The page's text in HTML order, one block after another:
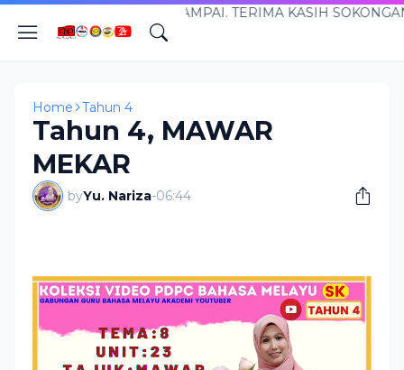
TAPI SAMPAI. TERIMA KASIH
Home Tahun 4
Tahun 4, MAWAR
MEKAR
byYu. Nariza-06:44